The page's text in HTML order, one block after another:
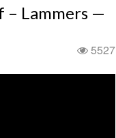
– Lammers —
5527